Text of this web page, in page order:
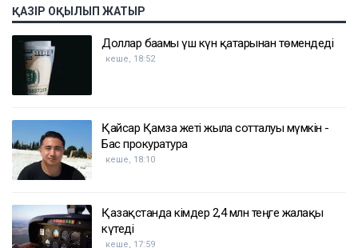
ҚАЗІР ОҚЫЛЫП ЖАТЫР
Доллар бағамы үш күн қатарынан төмендеді
кеше, 18:52
Қайсар Қамза жеті жылға сотталуы мүмкін -
Бас прокуратура
кеше, 18:10
Қазақстанда кімдер 2,4 млн теңге жалақы
күтеді
кеше, 17:59